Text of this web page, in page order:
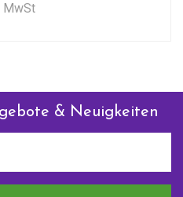
MwSt
& Neuigkeiten